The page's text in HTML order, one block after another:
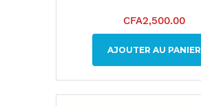
CFA2,500.00
AJOUTER AU PANIER